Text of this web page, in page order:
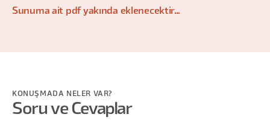
Sunuma ait pdf yakında eklenecektir...
KONUŞMADA NELER VAR?
Soru ve Cevaplar